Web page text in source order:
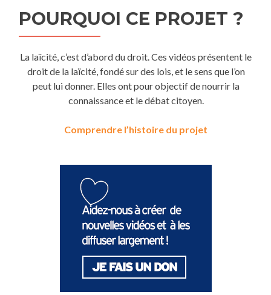
calendrier
français
POURQUOI CE PROJET ?
La laïcité,c’est d’abord du droit. Ces vidéos présentent le
droit de la laïcité,fondé sur des lois,et le sens que l’on
peut lui donner. Elles ont pour objectif de nourrir la
connaissance et le débat citoyen.
Comprendre l’histoire du projet